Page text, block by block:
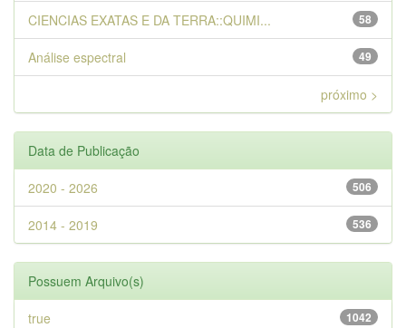
58
CIENCIAS EXATAS E DA TERRA::QUIMI...
49
Análise espectral
próximo >
Data de Publicação
506
2020 - 2026
536
2014 - 2019
Possuem Arquivo(s)
1042
true